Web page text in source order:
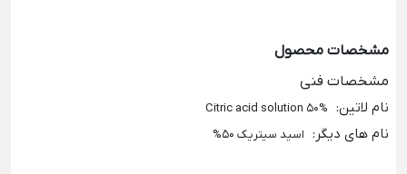
مشخصات محصول
مشخصات فنی
نام لاتین:
Citric acid solution 50%
نام های دیگر : اسید سیتریک 50%